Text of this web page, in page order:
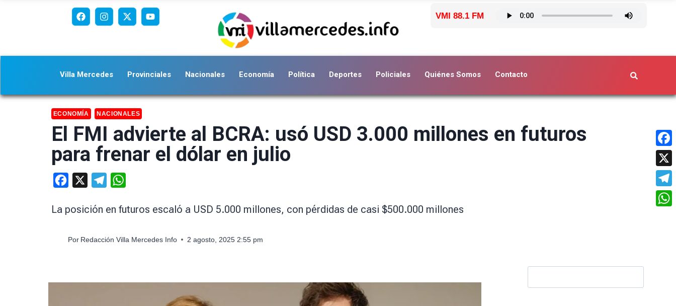
VMI 88.1 FM
Villa Mercedes Provinciales Nacionales Economía Política Deportes Policiales Quiénes Somos Contacto
ECONOMÍA NACIONALES
El FMI advierte al BCRA: usó USD 3.000 millones en futuros
para frenar el dólar en julio
Facebook Telegram
La posición en futuros escaló a USD 5.000 millones, con pérdidas de casi $500.000 millones
Por Redacción Villa Mercedes Info 2 agosto, 2025 2:55 pm
X